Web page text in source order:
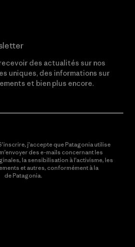
des actualités sur nos
uniques, des informations sur
et bien plus encore.
j’accepte que Patagonia utilise
des e-mails concernant les
la sensibilisation à l’activisme, les
et autres, conformément à la
de Patagonia.